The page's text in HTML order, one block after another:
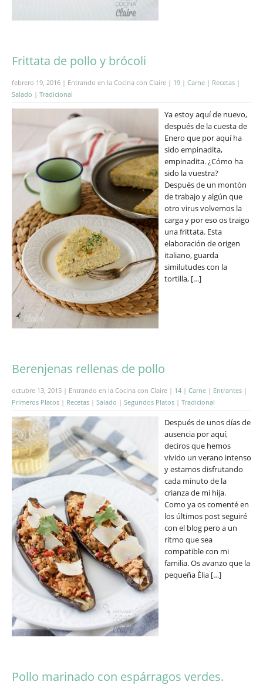
Frittata de pollo y brócoli
febrero 19, 2016 | Entrando en la Cocina con Claire | 19 | Carne | Recetas |
Salado | Tradicional
Ya estoy aquí de nuevo,
después de la cuesta de
Enero que por aquí ha
sido empinadita,
empinadita. ¿Cómo ha
sido la vuestra?
Después de un montón
de trabajo y algún que
otro virus volvemos la
carga y por eso os traigo
una frittata. Esta
elaboración de origen
italiano, guarda
similutudes con la
tortilla, […]
Berenjenas rellenas de pollo
octubre 13, 2015 | Entrando en la Cocina con Claire | 14 | Carne | Entrantes |
Primeros Platos | Recetas | Salado | Segundos Platos | Tradicional
Después de unos días de
ausencia por aquí,
deciros que hemos
vivido un verano intenso
y estamos disfrutando
cada minuto de la
crianza de mi hija.
Como ya os comenté en
los últimos post seguiré
con el blog pero a un
ritmo que sea
compatible con mi
familia. Os avanzo que la
pequeña Èlia […]
Pollo marinado con espárragos verdes.